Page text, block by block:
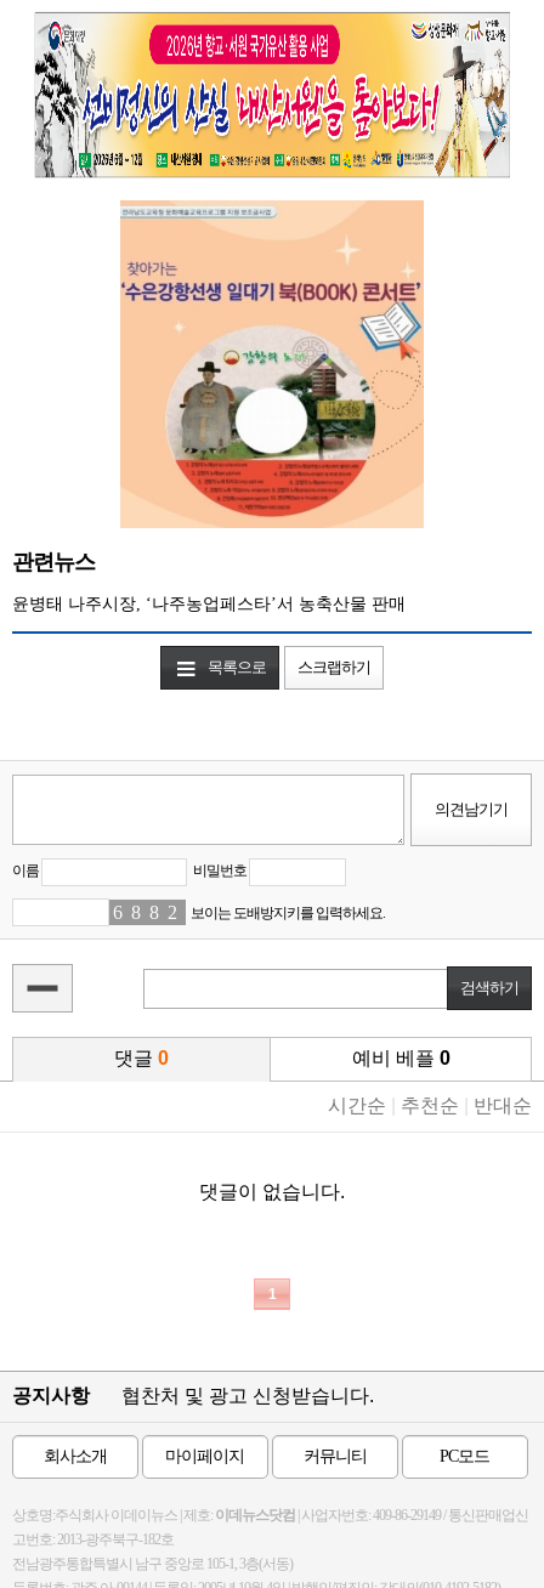
관련뉴스
윤병태 나주시장, ‘나주농업페스타’서 농축산물 판매
목록으로 스크랩하기
이름 비밀번호
61 83 83 2 보이는 도배방지키를 입력하세요.
댓글 0 예비 베플 0
시간순 추천순 반대순
댓글이 없습니다.
1
공지사항 협찬처 및 광고 신청받습니다.
회사소개 마이페이지 커뮤니티 PC모드
상호명:주식회사 이데이뉴스 | 제호: 이데뉴스닷컴 | 사업자번호: 409-86-29149 / 통신판매업신
고번호: 2013-광주북구-182호
전남광주통합특별시 남구 중앙로 105-1, 3층(서동)